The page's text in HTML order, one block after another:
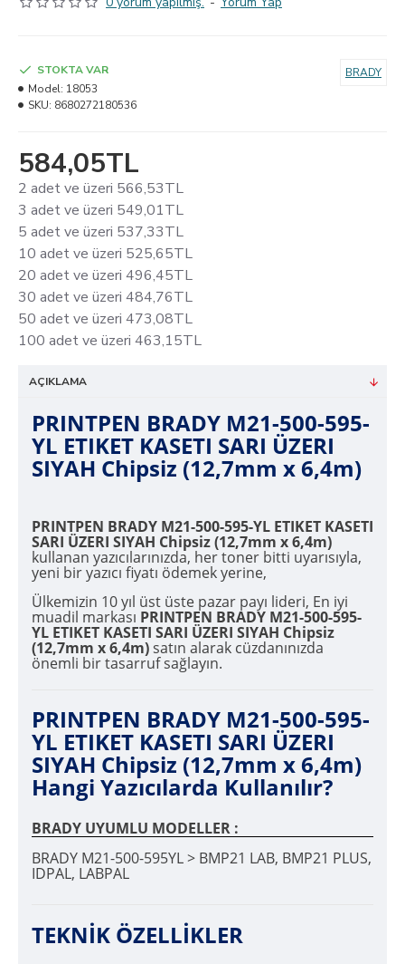
584,05TL
2 adet ve üzeri 566,53TL
3 adet ve üzeri 549,01TL
5 adet ve üzeri 537,33TL
10 adet ve üzeri 525,65TL
20 adet ve üzeri 496,45TL
30 adet ve üzeri 484,76TL
50 adet ve üzeri 473,08TL
100 adet ve üzeri 463,15TL
STOKTA VAR
Model: 18053
SKU: 8680272180536
BRADY
AÇIKLAMA
PRINTPEN BRADY M21-500-595-
YL ETIKET KASETI SARI ÜZERI
SIYAH Chipsiz (12,7mm x 6,4m)
PRINTPEN BRADY M21-500-595-YL ETIKET KASETI
SARI ÜZERI SIYAH Chipsiz (12,7mm x 6,4m)
kullanan yazıcılarınızda, her toner bitti uyarısıyla,
yeni bir yazıcı fiyatı ödemek yerine,
Ülkemizin 10 yıl üst üste pazar payı lideri, En iyi
muadil markası PRINTPEN BRADY M21-500-595-
YL ETIKET KASETI SARI ÜZERI SIYAH Chipsiz
(12,7mm x 6,4m)satın alarak cüzdanınızda
önemli bir tasarruf sağlayın.
PRINTPEN BRADY M21-500-595-
YL ETIKET KASETI SARI ÜZERI
SIYAH Chipsiz (12,7mm x 6,4m)
Hangi Yazıcılarda Kullanılır?
BRADY UYUMLU MODELLER :
BRADY M21-500-595YL > BMP21 LAB, BMP21 PLUS,
IDPAL, LABPAL
TEKNİK ÖZELLİKLER